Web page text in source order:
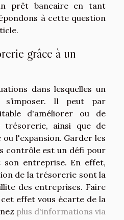
prêt bancaire en tant
à cette question
grâce à un
dans lesquelles un
Il peut par
d'améliorer ou de
ainsi que de
l'expansion. Garder les
contrôle est un défi pour
entreprise. En effet,
de la trésorerie sont la
des entreprises. Faire
effet vous écarte de la
plus d'informations via